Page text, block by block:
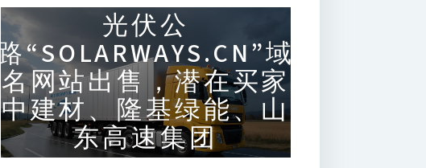
光伏公
路“SOLARWAYS.CN”域
名网站出售，潜在买家
中建材、隆基绿能、山
东高速集团